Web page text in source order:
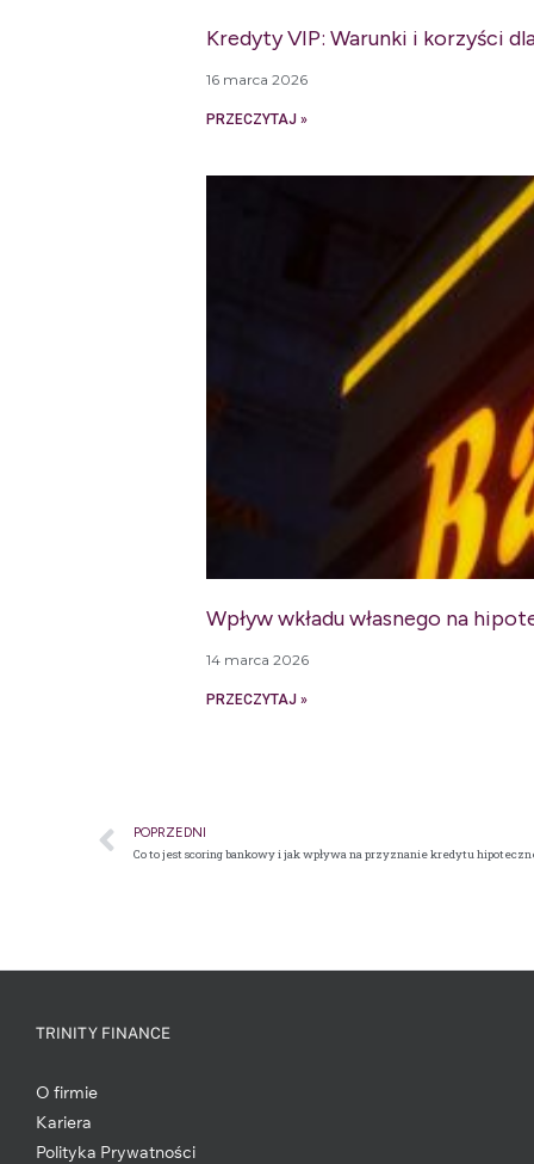
POPRZEDNI
Kredyty VIP: Warunki i korzyści
16 marca 2026
PRZECZYTAJ »
Wpływ wkładu własnego na
14 marca 2026
PRZECZYTAJ »
TRINITY FINANCE
O firmie
Kariera
Polityka Prywatności